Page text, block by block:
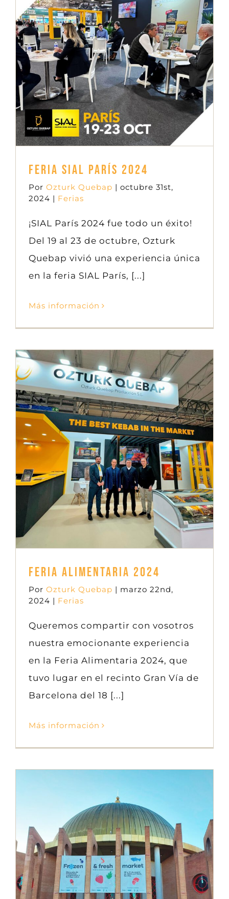
Feria SIAL París 2024
Ferias
Feria SIAL París 2024
Por Ozturk Quebap | octubre 31st,
2024 | Ferias
¡SIAL París 2024 fue todo un éxito!
Del 19 al 23 de octubre, Ozturk
Quebap vivió una experiencia única
en la feria SIAL París, [...]
Más información
Feria Alimentaria 2024
Ferias
Feria Alimentaria 2024
Por Ozturk Quebap | marzo 22nd,
2024 | Ferias
Queremos compartir con vosotros
nuestra emocionante experiencia
en la Feria Alimentaria 2024, que
tuvo lugar en el recinto Gran Vía de
Barcelona del 18 [...]
Más información
Feria Frozen & Fresh Market Sevilla 2024
Ferias